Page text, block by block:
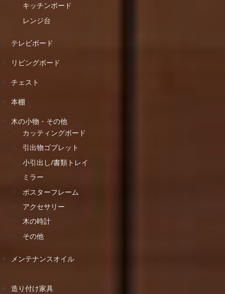
キッチンボード
レンジ台
テレビボード
リビングボード
チェスト
本棚
木の小物・その他
カッティングボード
引出物ゴブレット
小引出し/書類トレイ
ミラー
ポスターフレーム
アクセサリー
木の時計
その他
メンテナンスオイル
造り付け家具